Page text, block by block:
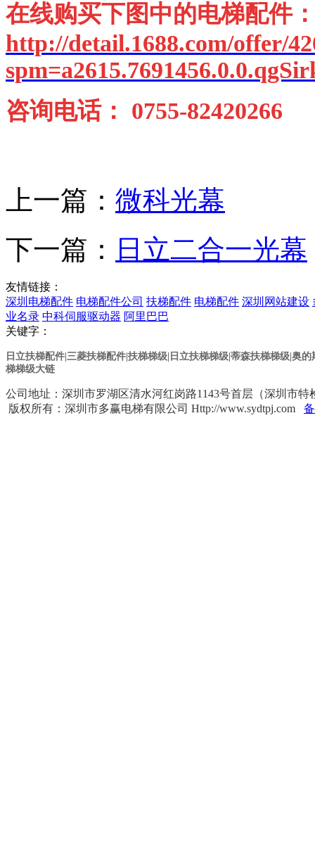
在线购买下图中的电梯配件
http://detail.1688.com/offer/
咨询电话： 0755-
上一篇： 微科光幕
下一篇：
日立二合一光幕
友情链接：
深圳电梯配件 电梯配件公司 扶梯配件 电梯配件 深圳网站建设
业名录 中科伺服驱动器 阿里巴巴
关键字：
日立扶梯配件|三菱扶梯配件|扶梯梯级|日立扶梯梯级 |蒂森扶梯梯级 |奥
梯梯级大链
公司地址：深圳市罗湖区清水河红岗路1143号首层（深圳市
版权所有：深圳市多赢电梯有限公司 Http://www.sydtpj.com